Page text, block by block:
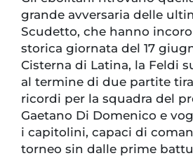
grande avversaria delle
Scudetto, che hanno
storica giornata del 17
Cisterna di Latina, la Feldi
al termine di due partite
ricordi per la squadra del
Gaetano Di Domenico e
i capitolini, capaci di
torneo sin dalle prime